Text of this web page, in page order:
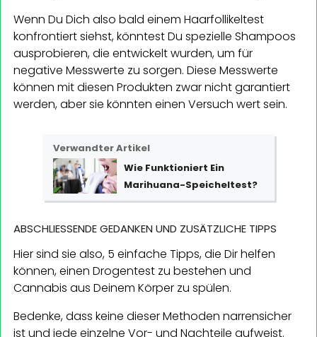
Wenn Du Dich also bald einem Haarfollikeltest
konfrontiert siehst, könntest Du spezielle Shampoos
ausprobieren, die entwickelt wurden, um für
negative Messwerte zu sorgen. Diese Messwerte
können mit diesen Produkten zwar nicht garantiert
werden, aber sie könnten einen Versuch wert sein.
Verwandter Artikel
Wie Funktioniert Ein
Marihuana-Speicheltest?
ABSCHLIESSENDE GEDANKEN UND ZUSÄTZLICHE TIPPS
Hier sind sie also, 5 einfache Tipps, die Dir helfen
können, einen Drogentest zu bestehen und
Cannabis aus Deinem Körper zu spülen.
Bedenke, dass keine dieser Methoden narrensicher
ist und jede einzelne Vor- und Nachteile aufweist.